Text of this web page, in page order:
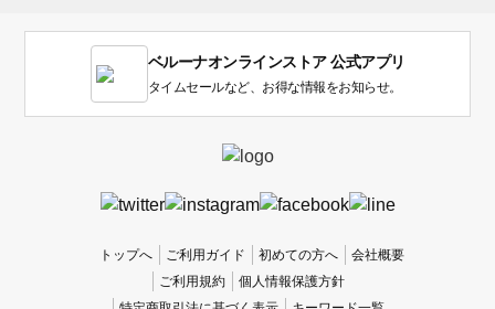
ベルーナオンラインストア 公式アプリ
タイムセールなど、お得な情報をお知らせ。
トップへ ご利用ガイド 初めての方へ
会社概要
ご利用規約
個人情報保護方針